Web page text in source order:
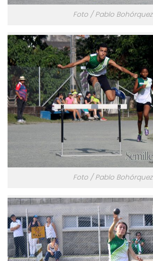
Foto / Pablo Bohórquez
Foto / Pablo Bohórquez